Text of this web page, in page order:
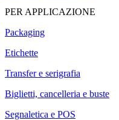
PER APPLICAZIONE
Packaging
Etichette
Transfer e serigrafia
Biglietti, cancelleria e buste
Segnaletica e POS